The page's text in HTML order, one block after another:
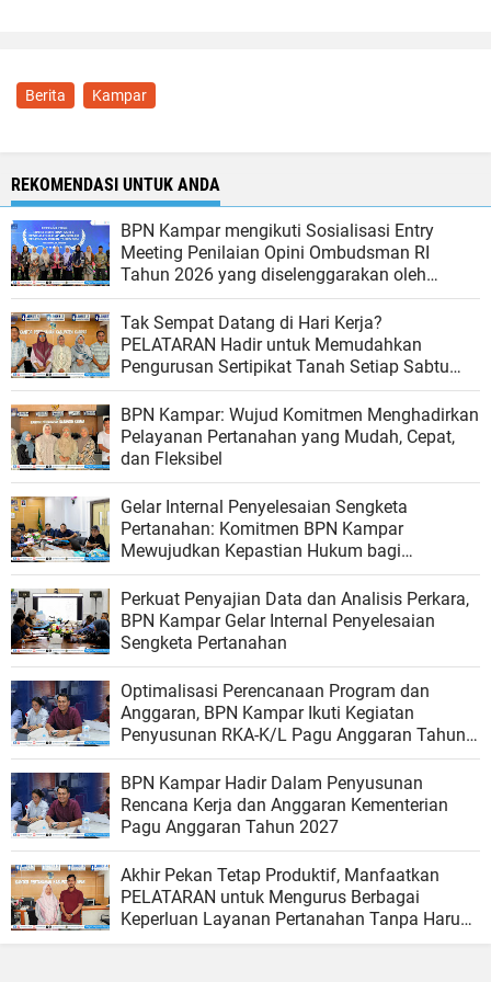
Berita Kampar
REKOMENDASI UNTUK ANDA
BPN Kampar mengikuti Sosialisasi Entry
Meeting Penilaian Opini Ombudsman RI
Tahun 2026 yang diselenggarakan oleh
Ombudsman RI
Tak Sempat Datang di Hari Kerja?
PELATARAN Hadir untuk Memudahkan
Pengurusan Sertipikat Tanah Setiap Sabtu
dan Minggu
BPN Kampar: Wujud Komitmen Menghadirkan
Pelayanan Pertanahan yang Mudah, Cepat,
dan Fleksibel
Gelar Internal Penyelesaian Sengketa
Pertanahan: Komitmen BPN Kampar
Mewujudkan Kepastian Hukum bagi
Masyarakat
Perkuat Penyajian Data dan Analisis Perkara,
BPN Kampar Gelar Internal Penyelesaian
Sengketa Pertanahan
Optimalisasi Perencanaan Program dan
Anggaran, BPN Kampar Ikuti Kegiatan
Penyusunan RKA-K/L Pagu Anggaran Tahun
2027
BPN Kampar Hadir Dalam Penyusunan
Rencana Kerja dan Anggaran Kementerian
Pagu Anggaran Tahun 2027
Akhir Pekan Tetap Produktif, Manfaatkan
PELATARAN untuk Mengurus Berbagai
Keperluan Layanan Pertanahan Tanpa Harus